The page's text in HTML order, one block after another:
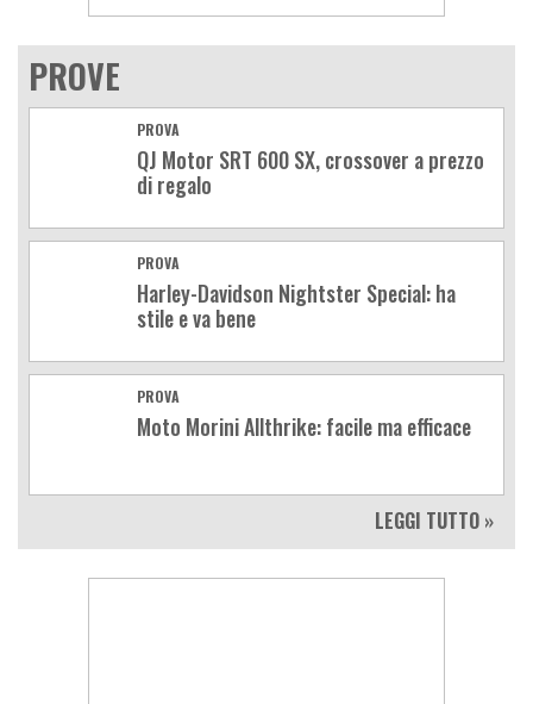
PROVE
PROVA
QJ Motor SRT 600 SX, crossover a prezzo
di regalo
PROVA
Harley-Davidson Nightster Special: ha
stile e va bene
PROVA
Moto Morini Allthrike: facile ma efficace
LEGGI TUTTO »